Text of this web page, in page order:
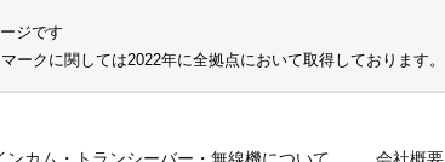
ジです
クに関しては2022年に全拠点において取得しております。
ンカム・トランシーバー・無線機について 会社概要